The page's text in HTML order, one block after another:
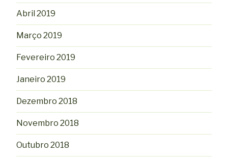
Abril 2019
Março 2019
Fevereiro 2019
Janeiro 2019
Dezembro 2018
Novembro 2018
Outubro 2018